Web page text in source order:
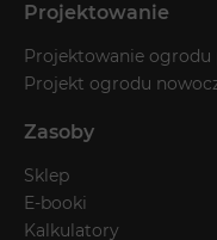
Projektowanie
Projektowanie
Projekt ogrodu
Zasoby
Sklep
E-booki
Kalkulatory